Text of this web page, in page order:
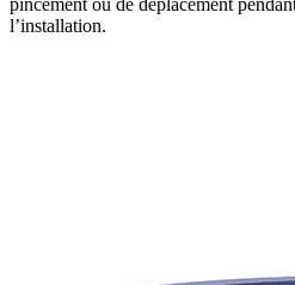
pincement ou de déplacement
l’installation.